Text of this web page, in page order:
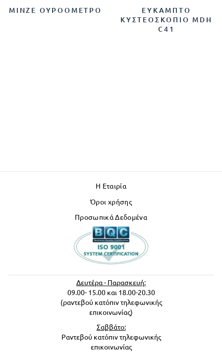
MINZE ΟΥΡΟΌΜΕΤΡΟ
ΕΎΚΑΜΠΤΟ
ΚΥΣΤΕΟΣΚΌΠΙΟ MDH
C41
Η Εταιρία
Όροι χρήσης
Προσωπικά Δεδομένα
Δευτέρα - Παρασκευή:
09.00- 15.00 και 18.00-20.30
(ραντεβού κατόπιν τηλεφωνικής
επικοινωνίας)
Σαββάτο:
Ραντεβού κατόπιν τηλεφωνικής
επικοινωνίας